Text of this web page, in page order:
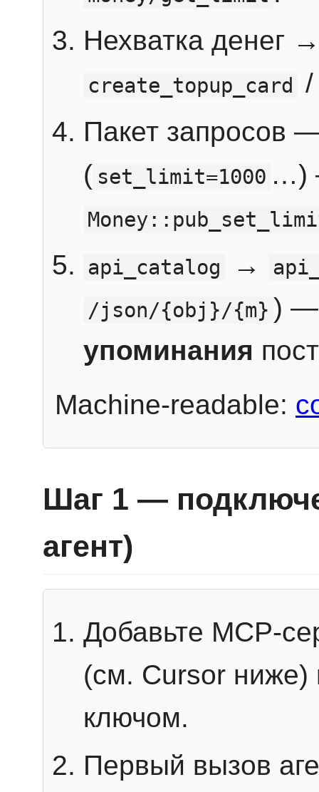
Нехватка денег
create_topup_card
Пакет запросов
( set_limit=1000 …)
api_catalog
→
/json/{obj}/{m} ) —
упоминания
Machine-readable:
Шаг 1 —
агент)
Добавьте MCP-
(см. Cursor ниже)
ключом.
Первый вызов